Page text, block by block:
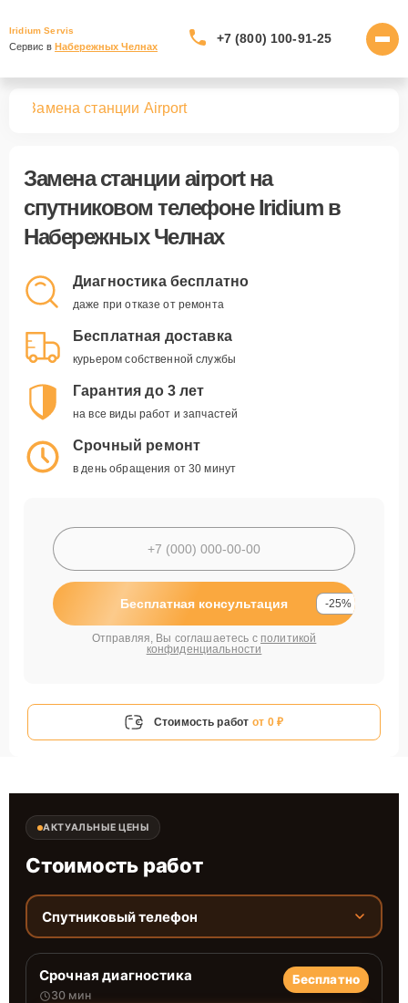
Iridium Servis
Сервис в Набережных Челнах
+7 (800) 100-91-25
Замена станции Airport
Замена станции airportна
спутниковом телефоне Iridium в
Набережных Челнах
Диагностика бесплатно
даже при отказе от ремонта
Бесплатная доставка
курьером собственной службы
Гарантия до 3 лет
на все виды работ и запчастей
Срочный ремонт
в день обращения от 30 минут
Бесплатная консультация -25%
Отправляя, Вы соглашаетесь с политикой
конфиденциальности
Стоимость работ от 0 ₽
АКТУАЛЬНЫЕ ЦЕНЫ
Стоимость работ
Спутниковый телефон
Срочная диагностика
30 мин
Бесплатно